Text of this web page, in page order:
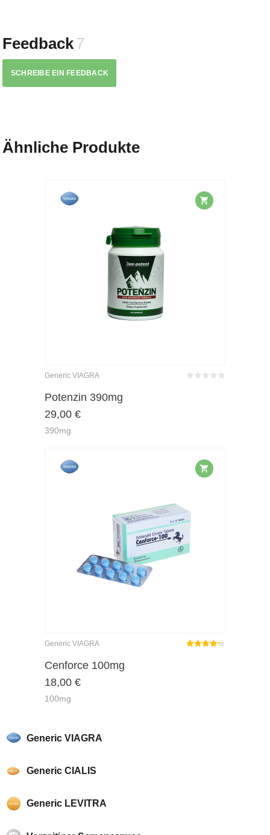
Generic VIAGRA
Generic CIALIS
Generic LEVITRA
Feedback7
SCHREIBE EIN FEEDBACK
Ähnliche Produkte
Generic VIAGRA
Potenzin 390mg
29,00 €
390mg
Generic VIAGRA
Cenforce 100mg
18,00 €
100mg